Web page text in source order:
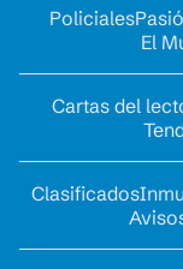
Policiales
El
Cartas del
Clasificados